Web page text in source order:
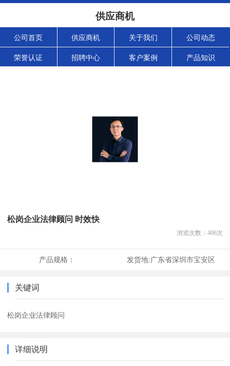
供应商机
公司首页 供应商机 关于我们 公司动态
荣誉认证 招聘中心 客户案例 产品知识
松岗企业法律顾问 时效快
浏览次数： 406次
产品规格： 发货地:广东省深圳市宝安区
关键词
松岗企业法律顾问
详细说明